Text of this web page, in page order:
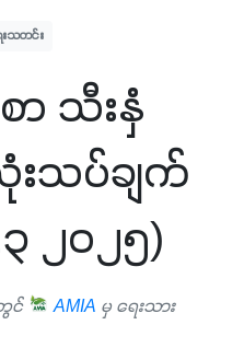
းသတင်း
သီးနှံ
သပ်ချက်
၂၀၂၅)
င် AMIA မှ ရေးသား